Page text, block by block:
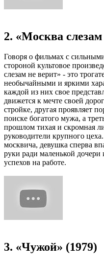
2. «Москва
Говоря о фильмах с
стороной культовое
слезам не верит» - это
необычайными и яркими
каждой из них свое
движется к мечте своей
стройке, другая проявляет
поиске богатого мужа, а
прошлом тихая и скромная
руководители крупного
москвича, девушка сперва
руки ради маленькой
успехов на работе.
3. «Чужой» (1979)